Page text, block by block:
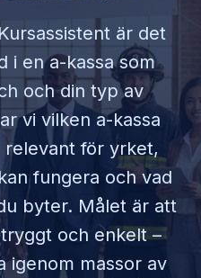
Kursassistent är det
i en a-kassa som
och din typ av
vi vilken a-kassa
för yrket,
fungera och vad
byter. Målet är att
och enkelt –
igenom massor av